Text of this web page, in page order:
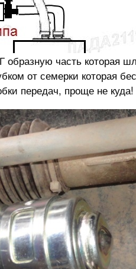
образную часть которая
от семерки которая
передач, проще не куда!